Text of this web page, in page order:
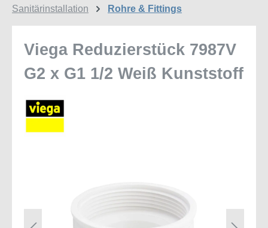
Sanitärinstallation Rohre & Fittings
Viega Reduzierstück 7987V
G2 x G1 1/2 Weiß Kunststoff